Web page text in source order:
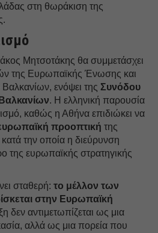
στη θωράκιση της
Μητσοτάκης θα συμμετάσχει
της Ευρωπαϊκής Ένωσης και
ενόψει της Συνόδου
. Η ελληνική παρουσία
καθώς η Αθήνα επιδιώκει να
προοπτική της
την οποία η διεύρυνση
της ευρωπαϊκής στρατηγικής
σταθερή: το μέλλον των
στην Ευρωπαϊκή
δεν αντιμετωπίζεται ως μια
αλλά ως μια πορεία που